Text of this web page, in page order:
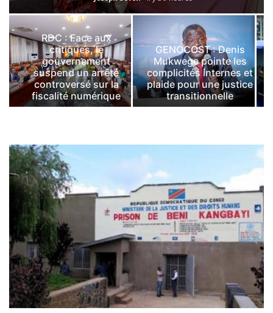
RDC : Face aux
critiques, le
gouvernement
suspend un arrêté
controversé sur la
fiscalité numérique
GENOCOST : Denis
Mukwege pointe les
complicités internes et
plaide pour une justice
transitionnelle